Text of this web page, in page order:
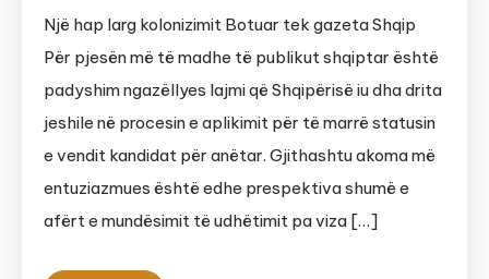
Një hap larg kolonizimit Botuar tek gazeta Shqip
Për pjesën më të madhe të publikut shqiptar është
padyshim ngazëllyes lajmi që Shqipërisë iu dha drita
jeshile në procesin e aplikimit për të marrë statusin
e vendit kandidat për anëtar. Gjithashtu akoma më
entuziazmues është edhe prespektiva shumë e
afërt e mundësimit të udhëtimit pa viza […]